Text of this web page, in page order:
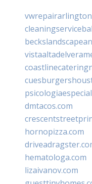
dmtacos.com
hornopizza.com
hematologa.com
lizaivanov.com